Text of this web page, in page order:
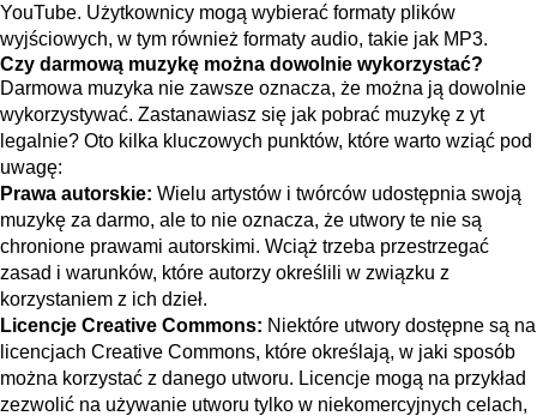
YouTube. Użytkownicy mogą wybierać formaty plików
wyjściowych, w tym również formaty audio, takie jak MP3.
Czy darmową muzykę można dowolnie wykorzystać?
Darmowa muzyka nie zawsze oznacza, że można ją dowolnie
wykorzystywać. Zastanawiasz się jak pobrać muzykę z yt
legalnie? Oto kilka kluczowych punktów, które warto wziąć pod
uwagę:
Prawa autorskie: Wielu artystów i twórców udostępnia swoją
muzykę za darmo, ale to nie oznacza, że utwory te nie są
chronione prawami autorskimi. Wciąż trzeba przestrzegać
zasad i warunków, które autorzy określili w związku z
korzystaniem z ich dzieł.
Licencje Creative Commons: Niektóre utwory dostępne są na
licencjach Creative Commons, które określają, w jaki sposób
można korzystać z danego utworu. Licencje mogą na przykład
zezwolić na używanie utworu tylko w niekomercyjnych celach,